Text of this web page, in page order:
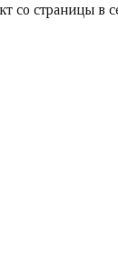
со страницы в